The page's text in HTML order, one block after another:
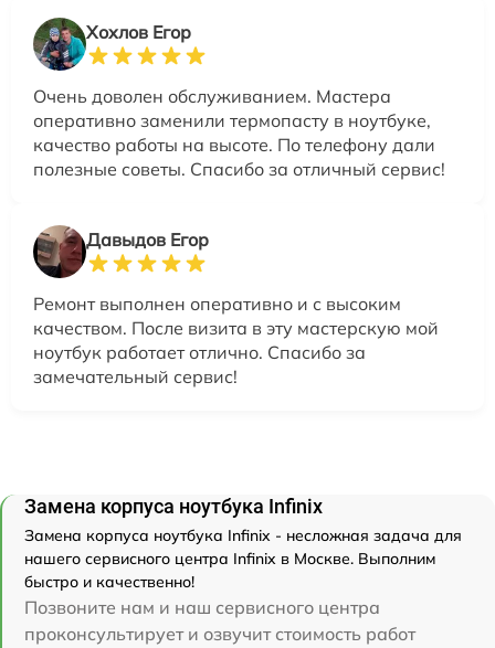
Хохлов Егор
Очень доволен обслуживанием. Мастера
оперативно заменили термопасту в ноутбуке,
качество работы на высоте. По телефону дали
полезные советы. Спасибо за отличный сервис!
Давыдов Егор
Ремонт выполнен оперативно и с высоким
качеством. После визита в эту мастерскую мой
ноутбук работает отлично. Спасибо за
замечательный сервис!
Замена корпуса ноутбука Infinix
Замена корпуса ноутбука Infinix - несложная задача для
нашего сервисного центра Infinix в Москве. Выполним
быстро и качественно!
Позвоните нам и наш сервисного центра
проконсультирует и озвучит стоимость работ